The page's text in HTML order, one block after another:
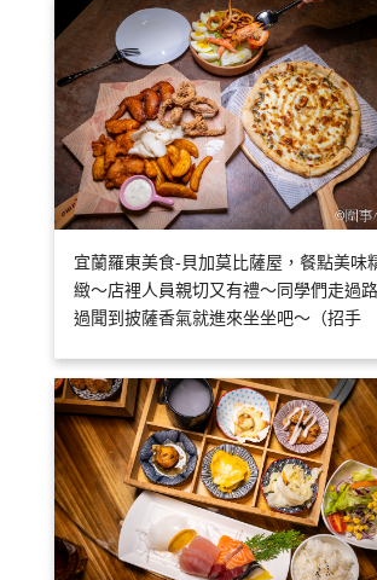
宜蘭羅東美食-貝加莫比薩屋，餐點美味
緻～店裡人員親切又有禮～同學們走過路
過聞到披薩香氣就進來坐坐吧～（招手